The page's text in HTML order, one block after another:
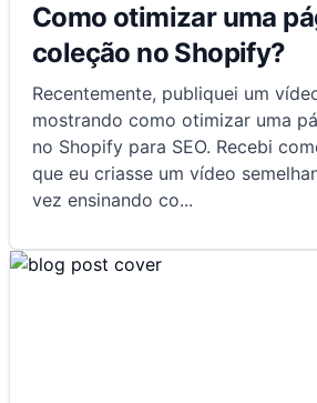
Como otimizar uma
coleção no Shopify?
Recentemente, publiquei um
mostrando como otimizar uma
no Shopify para SEO. Recebi
que eu criasse um vídeo
vez ensinando co...